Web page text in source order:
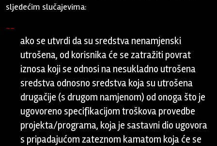
sljedećim slučajevima:
ako se utvrdi da su sredstva nenamjenski
utrošena, od korisnika će se zatražiti povrat
iznosa koji se odnosi na nesukladno utrošena
sredstva odnosno sredstva koja su utrošena
drugačije (s drugom namjenom) od onoga što je
ugovoreno specifikacijom troškova provedbe
projekta/programa, koja je sastavni dio ugovora
s pripadajućom zateznom kamatom koja će se